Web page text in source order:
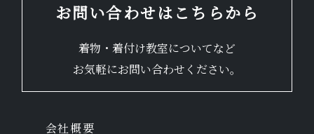
会社概要
ポリシーに関して
お問い合わせはこちらから
着物・着付け教室についてなど
お気軽にお問い合わせください。
会社概要